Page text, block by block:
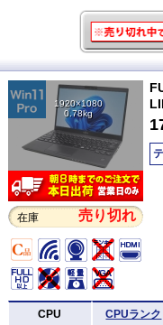
1920×1080
0.78kg
在庫 売り切れ
CPU CPUランク